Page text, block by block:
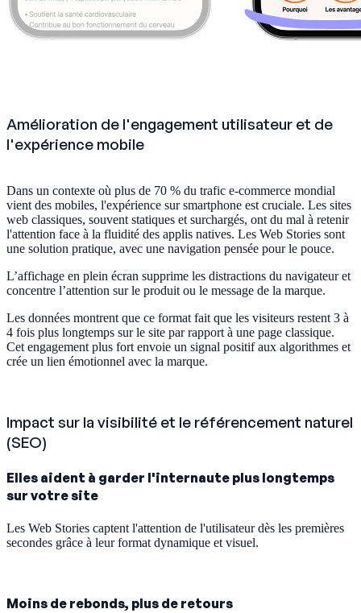
Amélioration de l'engagement utilisateur et de
l'expérience mobile
Dans un contexte où plus de 70 % du trafic e-commerce mondial
vient des mobiles, l'expérience sur smartphone est cruciale. Les sites
web classiques, souvent statiques et surchargés, ont du mal à retenir
l'attention face à la fluidité des applis natives. Les Web Stories sont
une solution pratique, avec une navigation pensée pour le pouce.
L’affichage en plein écran supprime les distractions du navigateur et
concentre l’attention sur le produit ou le message de la marque.
Les données montrent que ce format fait que les visiteurs restent 3 à
4 fois plus longtemps sur le site par rapport à une page classique.
Cet engagement plus fort envoie un signal positif aux algorithmes et
crée un lien émotionnel avec la marque.
Impact sur la visibilité et le référencement naturel
(SEO)
Elles aident à garder l'internaute plus longtemps
sur votre site
Les Web Stories captent l'attention de l'utilisateur dès les premières
secondes grâce à leur format dynamique et visuel.
Moins de rebonds, plus de retours